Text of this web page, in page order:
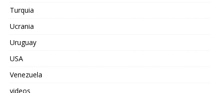
Turquia
Ucrania
Uruguay
USA
Venezuela
videos